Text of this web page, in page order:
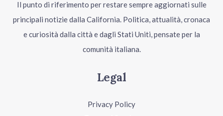
Il punto di riferimento per restare sempre aggiornati sulle
principali notizie dalla California. Politica, attualità, cronaca
e curiosità dalla città e dagli Stati Uniti, pensate per la
comunità italiana.
Legal
Privacy Policy